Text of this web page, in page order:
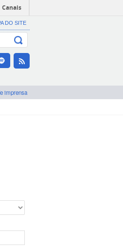
Canais
DO SITE
imprensa